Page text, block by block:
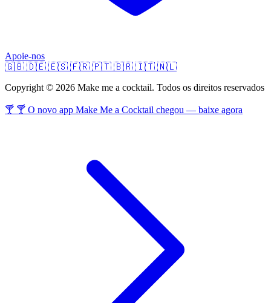
Apoie-nos
🇬🇧 🇩🇪 🇪🇸 🇫🇷 🇵🇹 🇧🇷 🇮🇹 🇳🇱
Copyright © 2026 Make me a cocktail. Todos os direitos reservados
🍸 🍸 O novo app Make Me a Cocktail chegou — baixe agora